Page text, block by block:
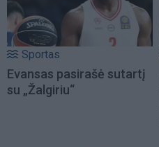
Sportas
Evansas pasirašė sutartį
su „Žalgiriu“